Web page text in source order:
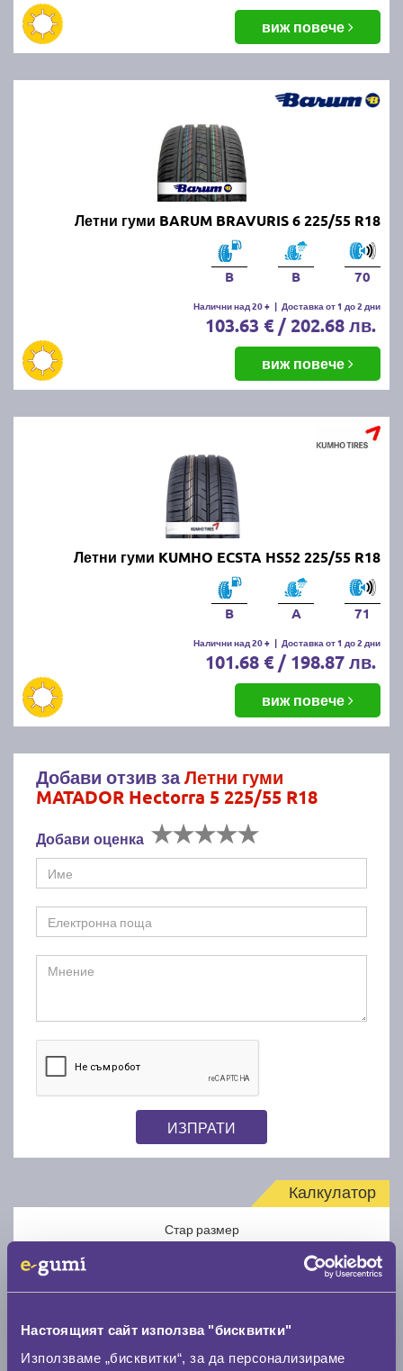
Настоящият сайт използва "бисквитки"
Използваме „бисквитки“, за да персонализираме
виж повече
Летни гуми BARUM BRAVURIS 6 225/55 R18
B B 70
Налични над 20 + | Доставка от 1 до 2 дни
103.63 € / 202.68 лв.
виж повече
Летни гуми KUMHO ECSTA HS52 225/55 R18
B A 71
Налични над 20 + | Доставка от 1 до 2 дни
101.68 € / 198.87 лв.
виж повече
Добави отзив заЛетни гуми
MATADOR Hectorra 5 225/55 R18
Добави оценка
ИЗПРАТИ
Калкулатор
Стар размер
Нов размер